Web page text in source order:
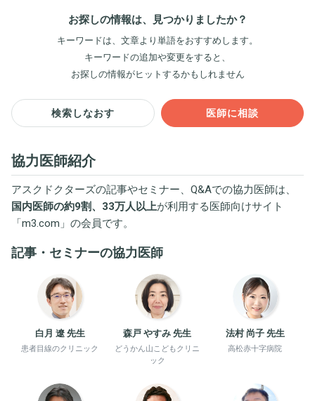
お探しの情報は、見つかりましたか？
キーワードは、文章より単語をおすすめします。
キーワードの追加や変更をすると、
お探しの情報がヒットするかもしれません
検索しなおす 医師に相談
協力医師紹介
アスクドクターズの記事やセミナー、Q&Aでの協力医師は、
国内医師の約9割、33万人以上が利用する医師向けサイト
「m3.com 」の会員です。
記事・セミナーの協力医師
白月 遼 先生
患者目線のクリニック
森戸 やすみ 先生
どうかん山こどもクリニ
ック
法村 尚子 先生
高松赤十字病院